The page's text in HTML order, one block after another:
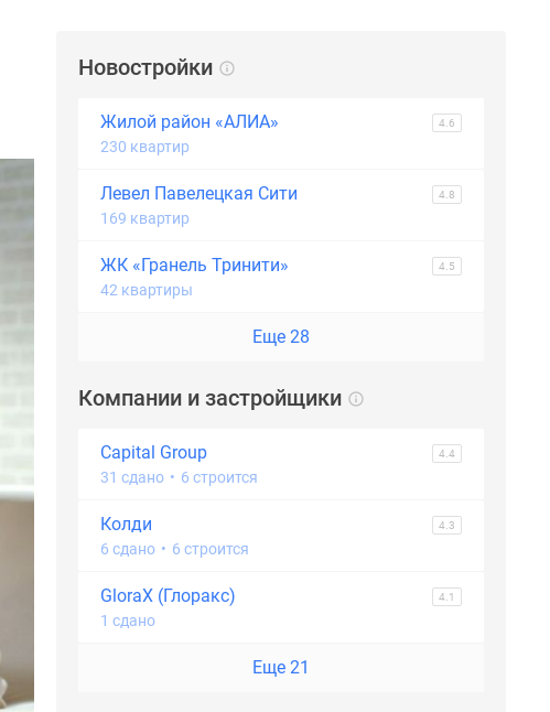
Новостройки
Жилой район «АЛИА» 4.6
230 квартир
Левел Павелецкая Сити 4.8
169 квартир
ЖК «Гранель Тринити» 4.5
42 квартиры
Еще 28
Компании и застройщики
Capital Group 4.4
31 сдано • 6 строится
Колди 4.3
6 сдано • 6 строится
GloraX (Глоракс) 4.1
1 сдано
Еще 21